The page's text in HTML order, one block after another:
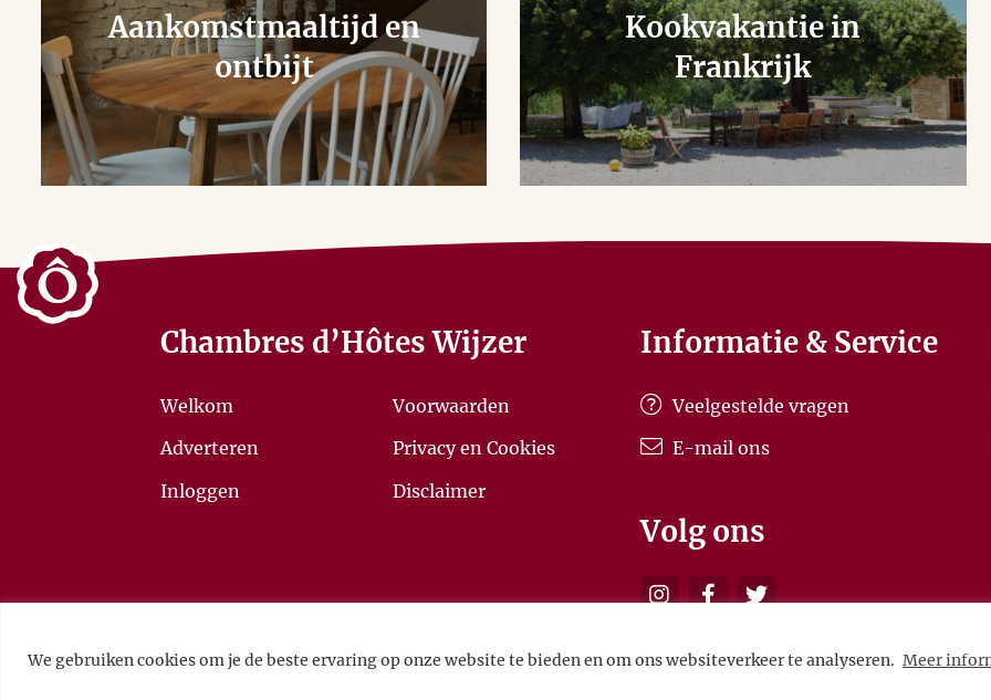
We gebruiken cookies om je de beste ervaring op onze website te bieden en om ons websiteverkeer te analyseren. Meer
Aankomstmaaltijd en
ontbijt
Kookvakantie in
Frankrijk
Chambres d’Hôtes Wijzer
Welkom
Adverteren
Inloggen
Voorwaarden
Privacy en Cookies
Disclaimer
Informatie & Service
Veelgestelde vragen
E-mail ons
Volg ons